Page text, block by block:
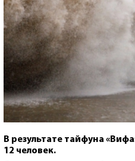
В результате тайфуна
12 человек.